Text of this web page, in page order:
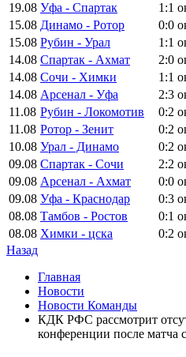
19.08 Уфа - Спартак 1:1
15.08 Динамо - Ротор 0:0
15.08 Рубин - Урал 1:1
14.08 Спартак - Ахмат 2:0
14.08 Сочи - Химки 1:1
14.08 Арсенал - Уфа 2:3
11.08 Рубин - Локомотив 0:2
11.08 Ротор - Зенит 0:2
10.08 Урал - Динамо 0:2
09.08 Спартак - Сочи 2:2
09.08 Арсенал - Ахмат 0:0
09.08 Уфа - Краснодар 0:3
08.08 Тамбов - Ростов 0:1
08.08 Химки - цска 0:2
Назад
Главная
Новости
Новости Команды
КДК РФС рассмотрит
конференции после матча